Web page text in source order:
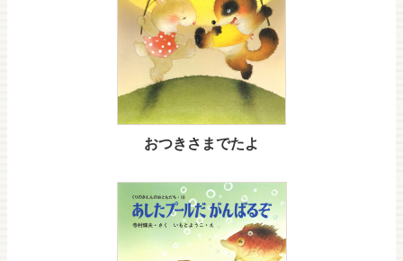
おつきさまでたよ